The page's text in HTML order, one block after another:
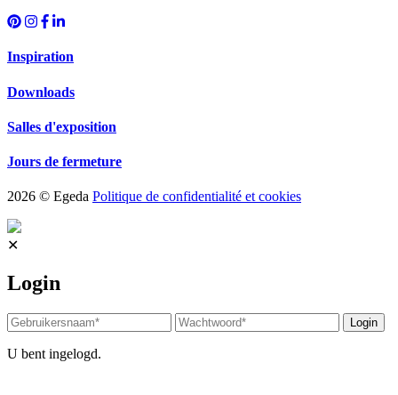
Inspiration
Downloads
Salles d'exposition
Jours de fermeture
2026 © Egeda Politique de confidentialité et cookies
✕
Login
Login
U bent ingelogd.